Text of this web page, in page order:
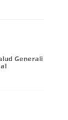
Generali